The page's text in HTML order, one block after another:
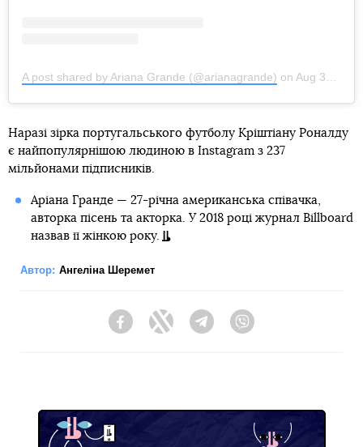
A post shared by Ariana Grande (@arianagrande) on Aug 30, 2020 at 3:00pm PDT
Наразі зірка португальського футболу Кріштіану Роналду
є найпопулярнішою людиною в Instagram з 237
мільйонами підписників.
Аріана Гранде — 27-річна американська співачка,
авторка пісень та акторка. У 2018 році журнал Billboard
назвав її жінкою року.
Автор: Ангеліна Шеремет
FacebookTwitter Telegram